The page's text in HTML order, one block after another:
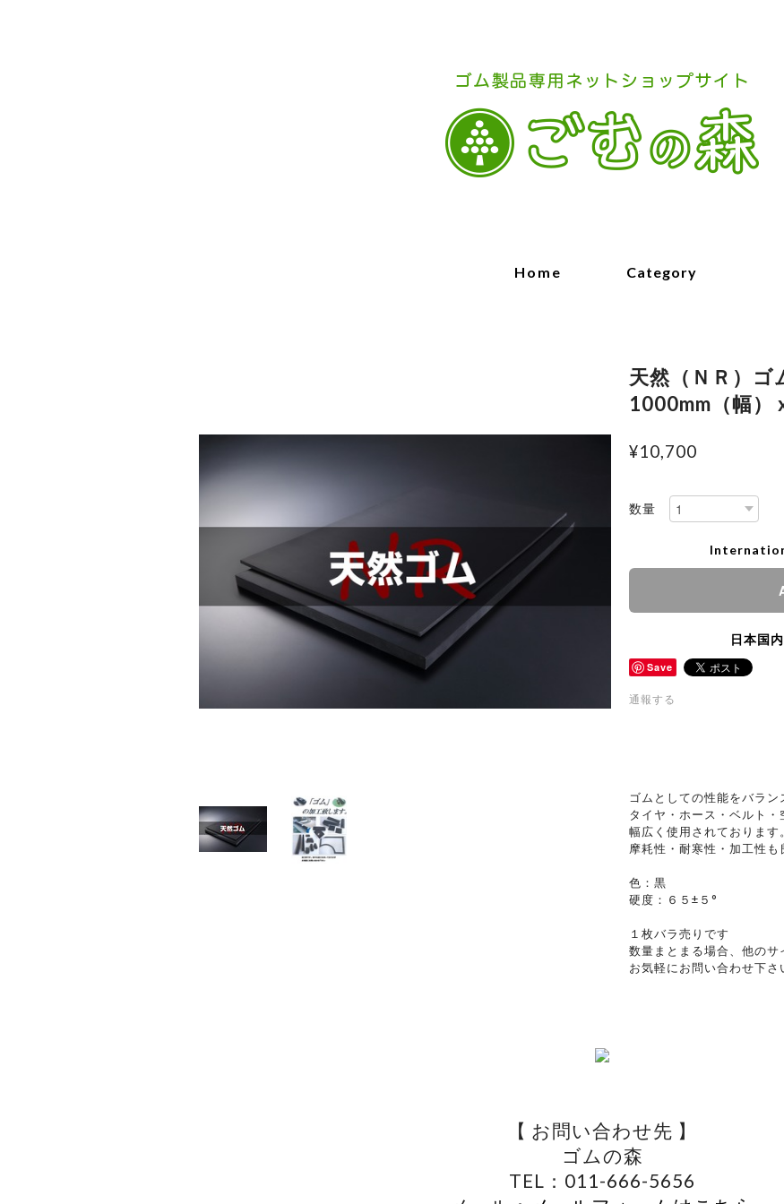
Home Category
天然（ＮＲ）ゴ
1000mm（幅）
¥10,700
数量
日本国
Save
通報する
ゴムとしての性能をバラン
タイヤ・ホース・ベルト
幅広く使用されております。
摩耗性・耐寒性・加工性
色：黒
硬度：６５±５°
１枚バラ売りです
数量まとまる場合、他のサ
お気軽にお問い合わせ下さ
【 お問い合わせ先 】
ゴムの森
TEL：011-666-5656